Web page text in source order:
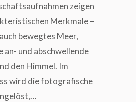
zei­gen
Merk­ma­le –
beweg­tes Meer,
an- und abschwel­len­de
den Him­mel. Im
wird die foto­gra­fi­sche